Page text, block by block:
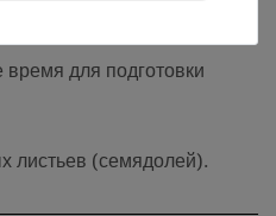
для подготовки
листьев (семядолей).